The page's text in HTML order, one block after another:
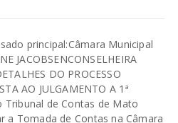
principal:Câmara Municipal
JACOBSENCONSELHEIRA
DO PROCESSO
AO JULGAMENTO A 1ª
Tribunal de Contas de Mato
a Tomada de Contas na Câmara